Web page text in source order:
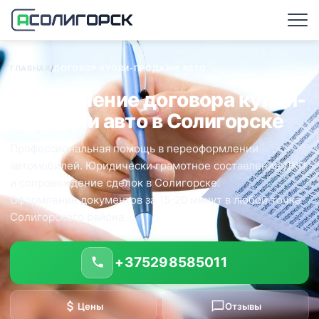
ГЛАВНАЯ /ДОГОВОР КУПЛИ-ПРОДАЖИ АВТО
Оформление договора купли-
продажи авто в Солигорске
Профессиональная помощь в переоформлении
автомобилей. Юридически грамотное составление ДКП
и сопровождение сделок в Солигорске.
Оформление документов за 15-20 минут в любой точке
Солигорского района.
+375298585011
Цены Отзывы